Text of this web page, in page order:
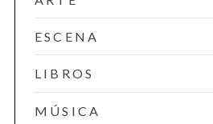
ESCENA
LIBROS
MÚSICA